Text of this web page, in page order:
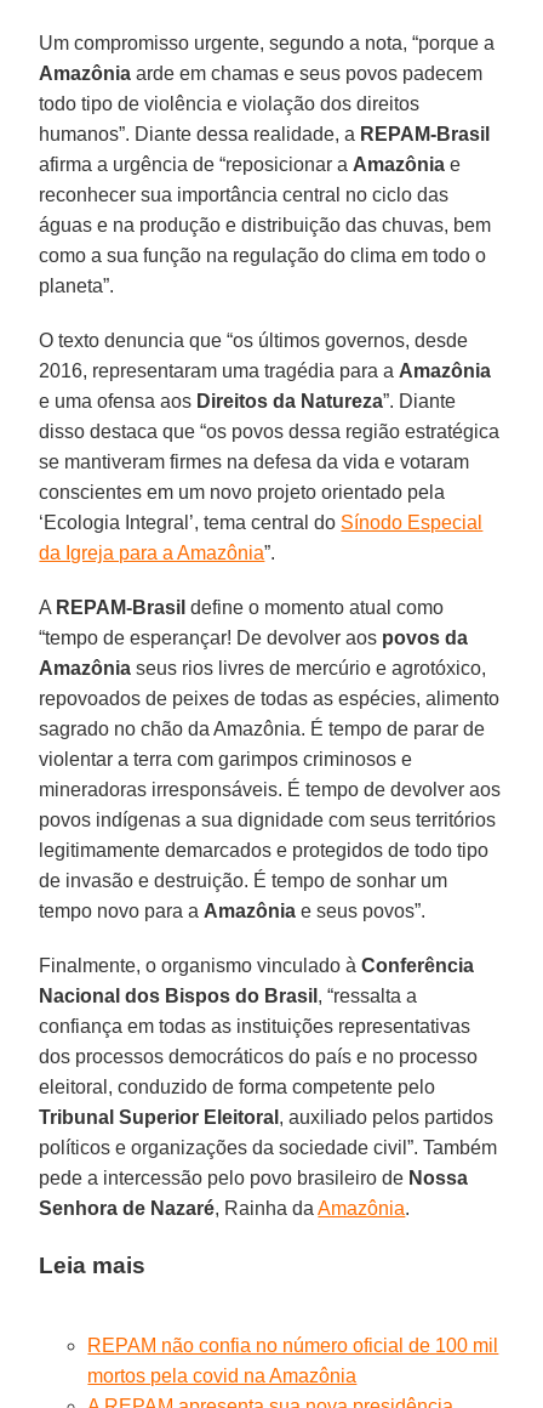
Um compromisso urgente, segundo a nota, “porque a
Amazônia arde em chamas e seus povos padecem
todo tipo de violência e violação dos direitos
humanos”. Diante dessa realidade, a REPAM-Brasil
afirma a urgência de “reposicionar a Amazônia e
reconhecer sua importância central no ciclo das
águas e na produção e distribuição das chuvas, bem
como a sua função na regulação do clima em todo o
planeta”.
O texto denuncia que “os últimos governos, desde
2016, representaram uma tragédia para a Amazônia
e uma ofensa aos Direitos da Natureza”. Diante
disso destaca que “os povos dessa região estratégica
se mantiveram firmes na defesa da vida e votaram
conscientes em um novo projeto orientado pela
‘Ecologia Integral’, tema central do Sínodo Especial
da Igreja para a Amazônia”.
A REPAM-Brasil define o momento atual como
“tempo de esperançar! De devolver aos povos da
Amazônia seus rios livres de mercúrio e agrotóxico,
repovoados de peixes de todas as espécies, alimento
sagrado no chão da Amazônia. É tempo de parar de
violentar a terra com garimpos criminosos e
mineradoras irresponsáveis. É tempo de devolver aos
povos indígenas a sua dignidade com seus territórios
legitimamente demarcados e protegidos de todo tipo
de invasão e destruição. É tempo de sonhar um
tempo novo para a Amazônia e seus povos”.
Finalmente, o organismo vinculado àConferência
Nacional dos Bispos do Brasil , “ressalta a
confiança em todas as instituições representativas
dos processos democráticos do país e no processo
eleitoral, conduzido de forma competente pelo
Tribunal Superior Eleitoral , auxiliado pelos partidos
políticos e organizações da sociedade civil”. Também
pede a intercessão pelo povo brasileiro de Nossa
Senhora de Nazaré, Rainha daAmazônia.
Leia mais
REPAM não confia no número oficial de 100 mil
mortos pela covid na Amazônia